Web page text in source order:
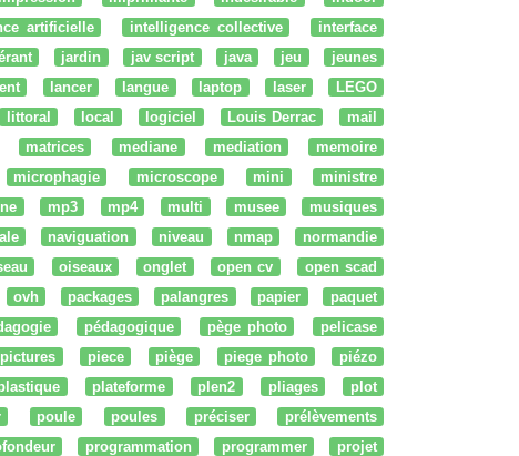
artificielle intelligence collective
interface
jardin jav script java jeu
jeunes
lancer langue laptop laser
LEGO
littoral local logiciel Louis Derrac
mail
matrices mediane mediation
memoire
microphagie microscope mini
ministre
mp3 mp4 multi musee
musiques
naviguation niveau nmap
normandie
oiseaux onglet open cv
open scad
ovh packages palangres papier
paquet
pédagogique pège photo
pelicase
pictures piece piège piege photo
piézo
plateforme plen2 pliages
plot
poule poules préciser
prélèvements
programmation programmer
projet